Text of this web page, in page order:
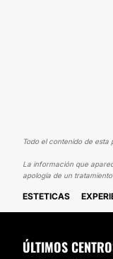
Todo el contenido de
La información que
apología de un
ESTETICAS
ÚLTIMOS